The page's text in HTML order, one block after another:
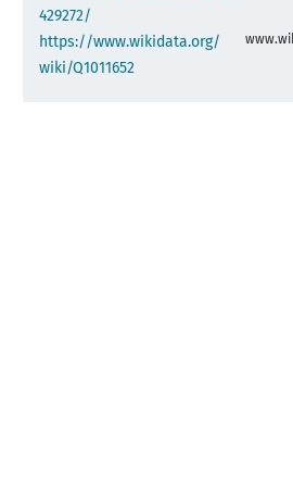
429272/
https://www.wikidata.org/
wiki/Q1011652